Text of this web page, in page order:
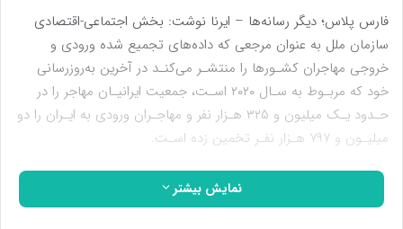
فارس پلاس؛ دیگر رسانه‌ها – ایرنا نوشت: بخش اجتماعی-اقتصادی
سازمان ملل به عنوان مرجعی که داده‌های تجمیع شده ورودی و
خروجی مهاجران کشـورها را منتشـر می‌کنـد در آخرین به‌روزرسانی
خود که مربـوط به سـال ۲۰۲۰ اسـت، جمعیت ایرانیـان مهاجر را در
حـدود یـک میلیون و ۳۲۵ هـزار نفر و مهاجـران ورودی به ایـران را دو
میلیـون و ۷۹۷ هـزار نفـر تخمین زده اسـت.
ایرانیان در همه مقاصد اصلی یعنی آمریکا، کانادا، اتحادیه اروپا، بریتانیا،
نمایش بیشتر